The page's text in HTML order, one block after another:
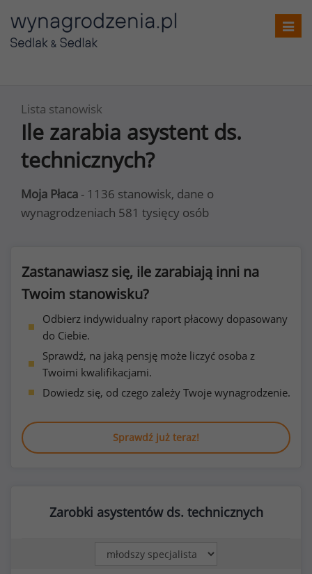
Lista stanowisk
Ile zarabia asystent ds.
technicznych?
Moja Płaca - 1136 stanowisk, dane o
wynagrodzeniach 581 tysięcy osób
Zastanawiasz się, ile zarabiają inni na
Twoim stanowisku?
Odbierz indywidualny raport płacowy dopasowany
do Ciebie.
Sprawdź, na jaką pensję może liczyć osoba z
Twoimi kwalifikacjami.
Dowiedz się, od czego zależy Twoje wynagrodzenie.
Sprawdź już teraz!
Zarobki asystentów ds. technicznych